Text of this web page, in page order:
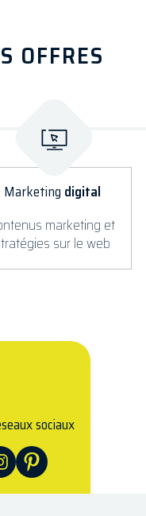
OFFRES
Marketing digital
marketing et
sur le web
sociaux